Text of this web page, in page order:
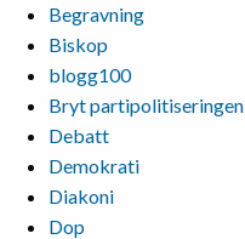
Begravning
Biskop
blogg100
Bryt partipolitiseringen
Debatt
Demokrati
Diakoni
Dop